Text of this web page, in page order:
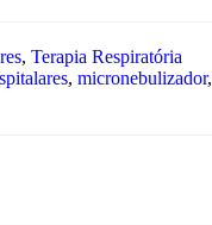
, Terapia Respiratória
, micronebulizador,